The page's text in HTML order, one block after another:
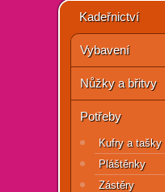
Kadeřnictví
Vybavení
Nůžky a břitvy
Potřeby
Kufry a tašky
Pláštěnky
Zástěry